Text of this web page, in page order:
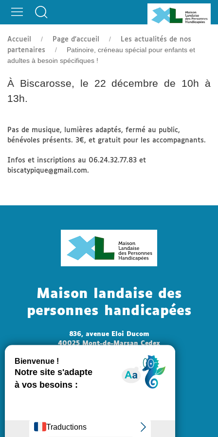
spécifiques !
Accueil Page d'accueil
Les actualités de nos
partenaires
Patinoire, créneau spécial pour enfants et
adultes à besoin spécifiques !
À Biscarosse, le 22 décembre de 10h à
13h.
Pas de musique, lumières adaptés, fermé au public,
bénévoles présents. 3€, et gratuit pour les accompagnants.
Infos et inscriptions au 06.24.32.77.83 et
biscatypique@gmail.com.
Maison landaise des
personnes handicapées
836, avenue Eloi Ducom
40025 Mont-de-Marsan Cedex
Mail : mlph@landes.fr
Ouvert au public